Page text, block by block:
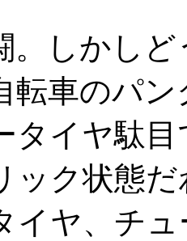
。しかし
転車のパ
タイヤ駄
ック状態
イヤ、チ